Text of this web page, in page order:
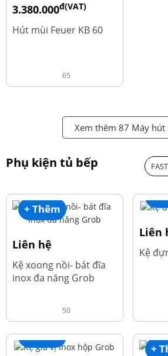
3.380.000đ(VAT)
Hút mùi Feuer KB 60
65
Xem thêm 87 Máy hút
Phụ kiện tủ bếp
+ Thêm
Liên hệ
Kệ xoong nồi- bát đĩa
inox đa năng Grob
50
+
Liên
Kệ
+ Thêm
+